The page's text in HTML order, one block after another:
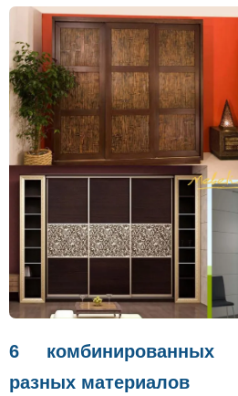
6 комбинированных
разных материалов